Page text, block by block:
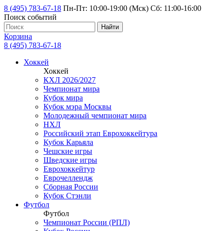
8 (495) 783-67-18 Пн-Пт: 10:00-19:00 (Мск) Сб: 11:00-16:00
Поиск событий
Найти
Корзина
8 (495) 783-67-18
Хоккей
Хоккей
КХЛ 2026/2027
Чемпионат мира
Кубок мира
Кубок мэра Москвы
Молодежный чемпионат мира
НХЛ
Российский этап Еврохоккейтура
Кубок Карьяла
Чешские игры
Шведские игры
Еврохоккейтур
Еврочеллендж
Сборная России
Кубок Стэнли
Футбол
Футбол
Чемпионат России (РПЛ)